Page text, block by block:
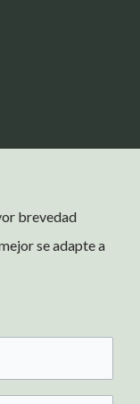
brevedad
se adapte a